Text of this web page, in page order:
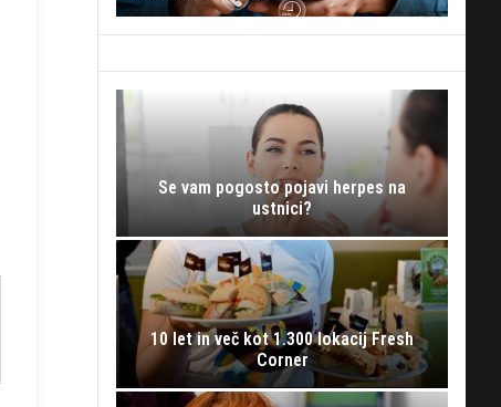
Se vam pogosto pojavi herpes na
ustnici?
10 let in več kot 1.300 lokacij Fresh
Corner